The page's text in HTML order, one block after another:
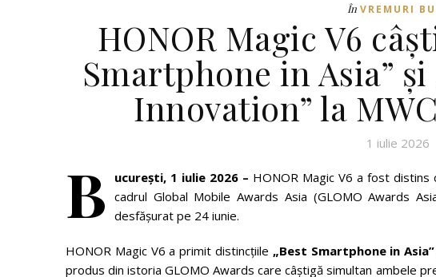
În VREMURI
HONOR Magic V6
Smartphone in Asia”
Innovation” la
1 iulie 2026
B ucurești, 1 iulie 2026 – HONOR Magic V6 a fost
cadrul Global Mobile Awards Asia (GLOMO Awards
desfășurat pe 24 iunie.
HONOR Magic V6 a primit distincțiile „Best Smartphone in Asia”
produs din istoria GLOMO Awards care câștigă simultan ambele